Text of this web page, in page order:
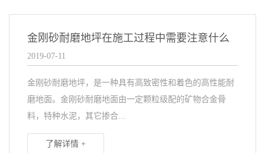
金刚砂耐磨地坪在施工过程中需要注意什么
2019-07-11
金刚砂耐磨地坪，是一种具有高致密性和着色的高性能耐
磨地面。金刚砂耐磨地面由一定颗粒级配的矿物合金骨
料，特种水泥，其它掺合...
了解详情 +